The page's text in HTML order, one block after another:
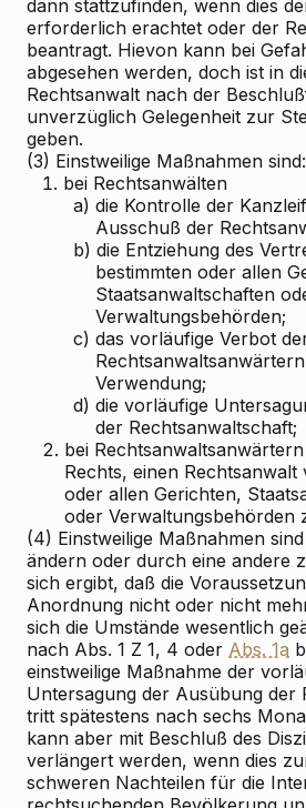
dann stattzufinden, wenn dies
erforderlich erachtet oder der
beantragt. Hievon kann bei
abgesehen werden, doch ist in
Rechtsanwalt nach der
unverzüglich Gelegenheit zur
geben.
(3) Einstweilige Maßnahmen sind:
1. bei Rechtsanwälten
a) die Kontrolle der
Ausschuß der
b) die Entziehung des
bestimmten oder allen
Staatsanwaltschaften
Verwaltungsbehörden;
c) das vorläufige Verbot
Verwendung;
d) die vorläufige
der Rechtsanwaltschaft;
2. bei
Rechts, einen Rechtsanwalt
oder allen Gerichten,
oder Verwaltungsbehörden
(4) Einstweilige Maßnahmen
ändern oder durch eine andere
sich ergibt, daß die
Anordnung nicht oder nicht
sich die Umstände wesentlich
nach Abs. 1 Z 1, 4 oder Abs. 1a
einstweilige Maßnahme der
Untersagung der Ausübung der
tritt spätestens nach sechs
kann aber mit Beschluß des
verlängert werden, wenn dies
schweren Nachteilen für die